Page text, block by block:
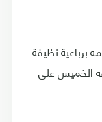
برباعية نظيفة
الخميس على